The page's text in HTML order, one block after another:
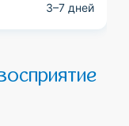
3–7 дней